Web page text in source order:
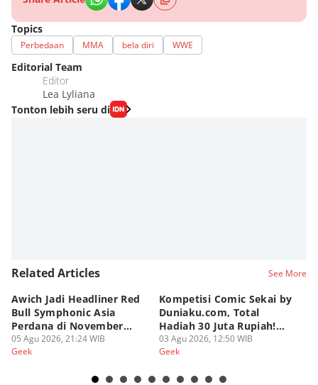
Topics
Perbedaan MMA bela diri WWE
Editorial Team
Editor
Lea Lyliana
Tonton lebih seru di
Related Articles See More
Awich Jadi Headliner Red
Bull Symphonic Asia
Perdana di November
2026!
05 Agu 2026, 21:24 WIB
Geek
Kompetisi Comic Sekai by
Duniaku.com, Total
Hadiah 30 Juta Rupiah!
Syarat dan Ketentuan
03 Agu 2026, 12:50 WIB
Geek